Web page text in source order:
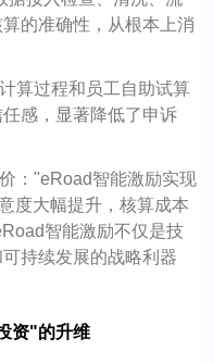
的准确性，从根本上消
算过程和员工自助试算
感，显著降低了申诉
："eRoad智能激励实现
度大幅提升，核算成本
智能激励不仅是技
持续发展的战略利器
资"的升维